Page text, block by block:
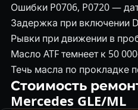
Ошибки P0706, P0720 —
Задержка при включении
Рывки при движении в
Масло ATF темнеет к 50
Течь масла по прокладке
Стоимость
Mercedes GLE/ML